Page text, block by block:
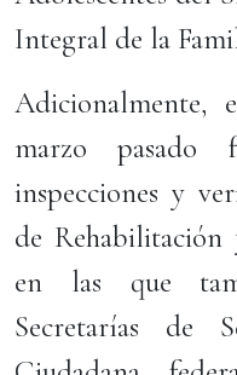
Integral de la
marzo pasado
inspecciones y
de
en las que
Secretarías de